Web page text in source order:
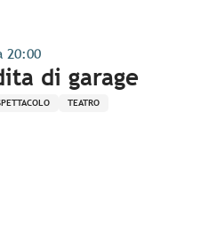
20:00
di garage
TEATRO